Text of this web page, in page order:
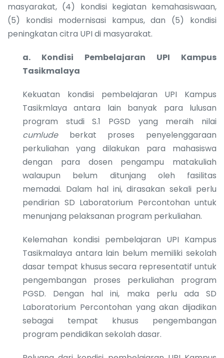
masyarakat, (4) kondisi kegiatan kemahasiswaan,
(5) kondisi modernisasi kampus, dan (5) kondisi
peningkatan citra UPI di masyarakat.
a. Kondisi Pembelajaran UPI Kampus
Tasikmalaya
Kekuatan kondisi pembelajaran UPI Kampus
Tasikmlaya antara lain banyak para lulusan
program studi S.1 PGSD yang meraih nilai
cumlude berkat proses penyelenggaraan
perkuliahan yang dilakukan para mahasiswa
dengan para dosen pengampu matakuliah
walaupun belum ditunjang oleh fasilitas
memadai. Dalam hal ini, dirasakan sekali perlu
pendirian SD Laboratorium Percontohan untuk
menunjang pelaksanan program perkuliahan.
Kelemahan kondisi pembelajaran UPI Kampus
Tasikmalaya antara lain belum memiliki sekolah
dasar tempat khusus secara representatif untuk
pengembangan proses perkuliahan program
PGSD. Dengan hal ini, maka perlu ada SD
Laboratorium Percontohan yang akan dijadikan
sebagai tempat khusus pengembangan
program pendidikan sekolah dasar.